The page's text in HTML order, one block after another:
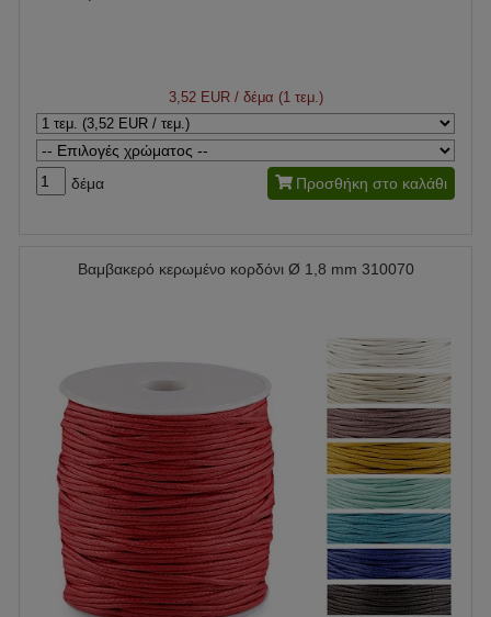
3,52 EUR/ δέμα (1 τεμ.)
δέμα Προσθήκη στο καλάθι
Βαμβακερό κερωμένο κορδόνι Ø 1,8 mm 310070